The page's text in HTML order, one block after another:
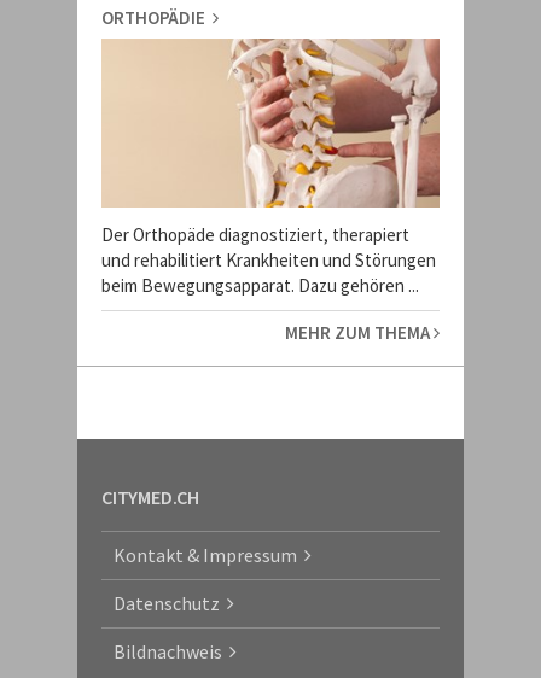
ORTHOPÄDIE
Der Orthopäde diagnostiziert, therapiert
und rehabilitiert Krankheiten und Störungen
beim Bewegungsapparat. Dazu gehören ...
MEHR ZUM THEMA
CITYMED.CH
Kontakt & Impressum
Datenschutz
Bildnachweis